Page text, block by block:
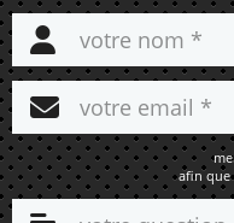
afin que